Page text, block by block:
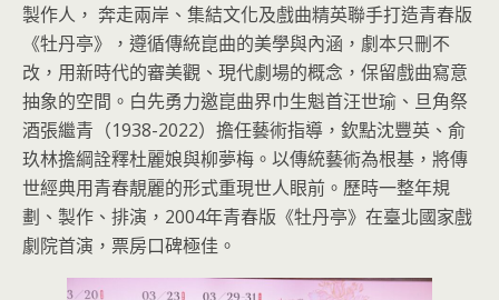
製作人， 奔走兩岸、集結文化及戲曲精英聯手打造青春版
《牡丹亭》，遵循傳統崑曲的美學與內涵，劇本只刪不
改，用新時代的審美觀、現代劇場的概念，保留戲曲寫意
抽象的空間。白先勇力邀崑曲界巾生魁首汪世瑜、旦角祭
酒張繼青（1938-2022）擔任藝術指導，欽點沈豐英、俞
玖林擔綱詮釋杜麗娘與柳夢梅。以傳統藝術為根基，將傳
世經典用青春靚麗的形式重現世人眼前。歷時一整年規
劃、製作、排演，2004年青春版《牡丹亭》在臺北國家戲
劇院首演，票房口碑極佳。